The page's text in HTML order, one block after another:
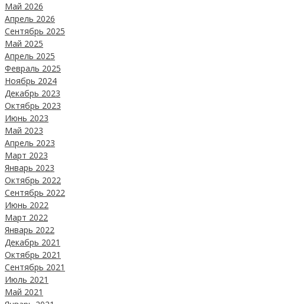
Май 2026
Апрель 2026
Сентябрь 2025
Май 2025
Апрель 2025
Февраль 2025
Ноябрь 2024
Декабрь 2023
Октябрь 2023
Июнь 2023
Май 2023
Апрель 2023
Март 2023
Январь 2023
Октябрь 2022
Сентябрь 2022
Июнь 2022
Март 2022
Январь 2022
Декабрь 2021
Октябрь 2021
Сентябрь 2021
Июль 2021
Май 2021